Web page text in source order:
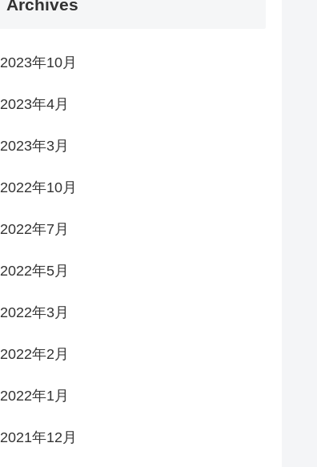
Archives
2023年10月
2023年4月
2023年3月
2022年10月
2022年7月
2022年5月
2022年3月
2022年2月
2022年1月
2021年12月